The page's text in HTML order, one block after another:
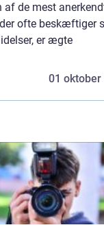
af de mest
ofte beskæftiger
er ægte
01 oktober